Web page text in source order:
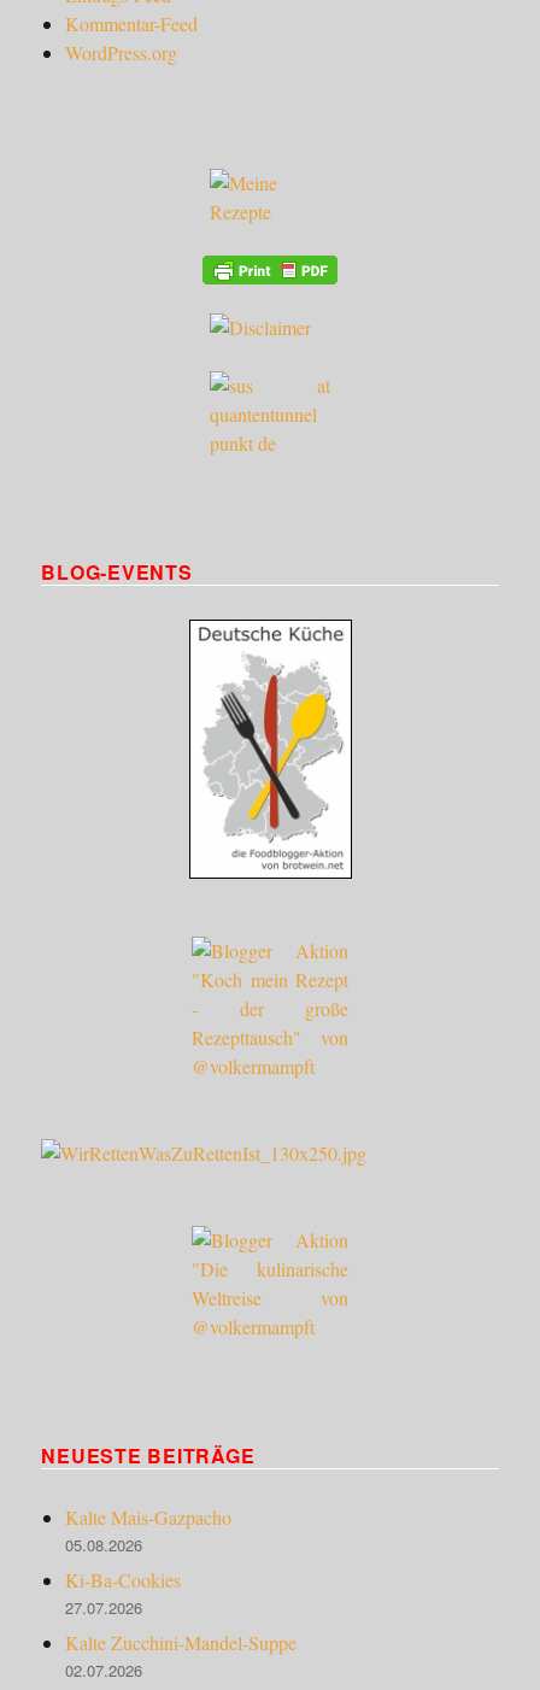
Kommentar-Feed
WordPress.org
BLOG-EVENTS
NEUESTE BEITRÄGE
Kalte Mais-Gazpacho
05.08.2026
Ki-Ba-Cookies
27.07.2026
Kalte Zucchini-Mandel-Suppe
02.07.2026